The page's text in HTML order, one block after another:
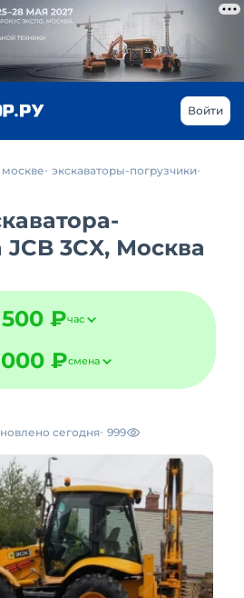
Войти
москве экскаваторы-погрузчики
JCB 3CX, Москва
₽час
₽смена
сегодня 999